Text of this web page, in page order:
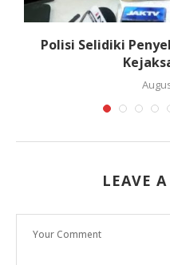
Polisi Selidiki
LEAVE